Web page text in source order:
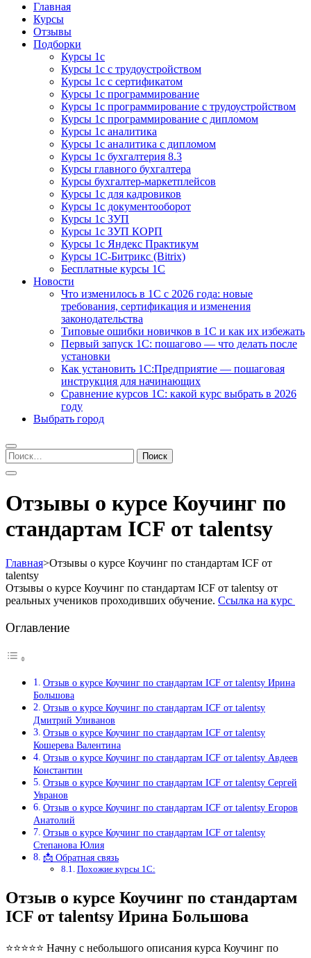
Курсы 1С
Курсы 1С официальная сертификация
Главная
Курсы
Отзывы
Подборки
Курсы 1с
Курсы 1с с трудоустройством
Курсы 1с с сертификатом
Курсы 1с программирование
Курсы 1с программирование с трудоустройством
Курсы 1с программирование с дипломом
Курсы 1с аналитика
Курсы 1с аналитика с дипломом
Курсы 1с бухгалтерия 8.3
Курсы главного бухгалтера
Курсы бухгалтер-маркетплейсов
Курсы 1с для кадровиков
Курсы 1с документооборот
Курсы 1с ЗУП
Курсы 1с ЗУП КОРП
Курсы 1с Яндекс Практикум
Курсы 1С-Битрикс (Bitrix)
Бесплатные курсы 1С
Новости
Что изменилось в 1С с 2026 года: новые
требования, сертификация и изменения
законодательства
Типовые ошибки новичков в 1С и как их избежать
Первый запуск 1С: пошагово — что делать после
установки
Как установить 1С:Предприятие — пошаговая
инструкция для начинающих
Сравнение курсов 1С: какой курс выбрать в 2026
году
Выбрать город
Найти:
Отзывы о курсе Коучинг по
стандартам ICF от talentsy
Главная>Отзывы о курсе Коучинг по стандартам ICF от
talentsy
Отзывы о курсе Коучинг по стандартам ICF от talentsy от
реальных учеников проходивших обучение. Ссылка на курс
Оглавление
Отзыв о курсе Коучинг по стандартам ICF от talentsy Ирина
Большова
Отзыв о курсе Коучинг по стандартам ICF от talentsy
Дмитрий Уливанов
Отзыв о курсе Коучинг по стандартам ICF от talentsy
Кошерева Валентина
Отзыв о курсе Коучинг по стандартам ICF от talentsy Авдеев
Константин
Отзыв о курсе Коучинг по стандартам ICF от talentsy Сергей
Увранов
Отзыв о курсе Коучинг по стандартам ICF от talentsy Егоров
Анатолий
Отзыв о курсе Коучинг по стандартам ICF от talentsy
Степанова Юлия
📩 Обратная связь
Похожие курсы 1С:
Отзыв о курсе Коучинг по стандартам
ICF от talentsy Ирина Большова
⭐⭐⭐⭐⭐ Начну с небольшого описания курса Коучинг по